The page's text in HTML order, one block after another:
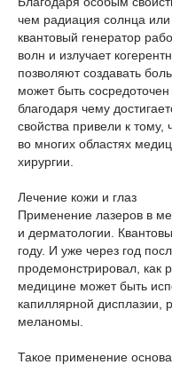
чем радиация солнца или
квантовый генератор
волн и излучает
позволяют создавать
может быть сосредоточен
благодаря чему
свойства привели к тому,
во многих областях
хирургии.
Лечение кожи и глаз
Применение лазеров в
и дерматологии.
году. И уже через год
продемонстрировал, как
медицине может быть
капиллярной дисплазии,
меланомы.
Такое применение